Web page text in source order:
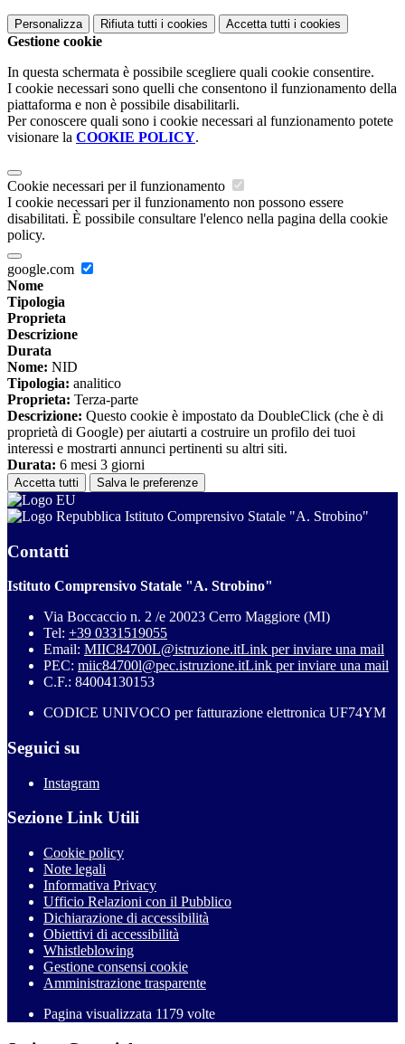
Personalizza Rifiuta tutti i cookies Accetta tutti i cookies
Gestione cookie
In questa schermata è possibile scegliere quali cookie consentire.
I cookie necessari sono quelli che consentono il funzionamento della
piattaforma e non è possibile disabilitarli.
Per conoscere quali sono i cookie necessari al funzionamento potete
visionare la COOKIE POLICY.
Cookie necessari per il funzionamento
I cookie necessari per il funzionamento non possono essere
disabilitati. È possibile consultare l'elenco nella pagina della cookie
policy.
google.com
Nome
Tipologia
Proprieta
Descrizione
Durata
Nome: NID
Tipologia: analitico
Proprieta: Terza-parte
Descrizione: Questo cookie è impostato da DoubleClick (che è di
proprietà di Google) per aiutarti a costruire un profilo dei tuoi
interessi e mostrarti annunci pertinenti su altri siti.
Durata: 6 mesi 3 giorni
Accetta tutti Salva le preferenze
Istituto Comprensivo Statale "A. Strobino"
Contatti
Istituto Comprensivo Statale "A. Strobino"
Via Boccaccio n. 2 /e 20023 Cerro Maggiore (MI)
Tel: +39 0331519055
Email: MIIC84700L@istruzione.itLink per inviare una mail
PEC: miic84700l@pec.istruzione.itLink per inviare una mail
C.F.: 84004130153
CODICE UNIVOCO per fatturazione elettronica UF74YM
Seguici su
Instagram
Sezione Link Utili
Cookie policy
Note legali
Informativa Privacy
Ufficio Relazioni con il Pubblico
Dichiarazione di accessibilità
Obiettivi di accessibilità
Whistleblowing
Gestione consensi cookie
Amministrazione trasparente
Pagina visualizzata 1179 volte